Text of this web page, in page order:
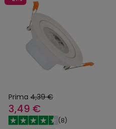
Prima 4,39 €
3,49 €
(8)